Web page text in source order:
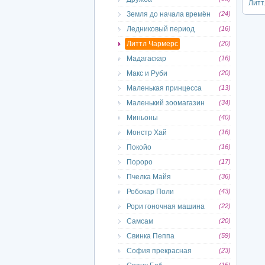
Земля до начала времён (24)
Ледниковый период (16)
Литтл Чармерс (20)
Мадагаскар (16)
Макс и Руби (20)
Маленькая принцесса (13)
Маленький зоомагазин (34)
Миньоны (40)
Монстр Хай (16)
Покойо (16)
Пороро (17)
Пчелка Майя (36)
Робокар Поли (43)
Рори гоночная машина (22)
Самсам (20)
Свинка Пеппа (59)
София прекрасная (23)